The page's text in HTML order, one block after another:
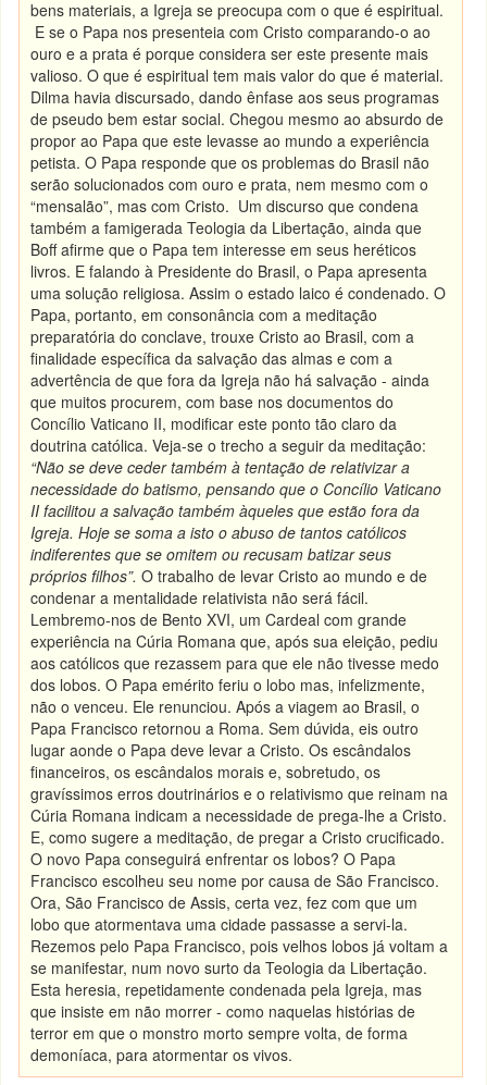
bens materiais, a Igreja se preocupa com o que é espiritual.
E se o Papa nos presenteia com Cristo comparando-o ao
ouro e a prata é porque considera ser este presente mais
valioso. O que é espiritual tem mais valor do que é material.
Dilma havia discursado, dando ênfase aos seus programas
de pseudo bem estar social. Chegou mesmo ao absurdo de
propor ao Papa que este levasse ao mundo a experiência
petista. O Papa responde que os problemas do Brasil não
serão solucionados com ouro e prata, nem mesmo com o
“mensalão”, mas com Cristo. Um discurso que condena
também a famigerada Teologia da Libertação, ainda que
Boff afirme que o Papa tem interesse em seus heréticos
livros. E falando à Presidente do Brasil, o Papa apresenta
uma solução religiosa. Assim o estado laico é condenado. O
Papa, portanto, em consonância com a meditação
preparatória do conclave, trouxe Cristo ao Brasil, com a
finalidade específica da salvação das almas e com a
advertência de que fora da Igreja não há salvação - ainda
que muitos procurem, com base nos documentos do
Concílio Vaticano II, modificar este ponto tão claro da
doutrina católica. Veja-se o trecho a seguir da meditação:
“Não se deve ceder também à tentação de relativizar a
necessidade do batismo, pensando que o Concílio Vaticano
II facilitou a salvação também àqueles que estão fora da
Igreja. Hoje se soma a isto o abuso de tantos católicos
indiferentes que se omitem ou recusam batizar seus
próprios filhos”. O trabalho de levar Cristo ao mundo e de
condenar a mentalidade relativista não será fácil.
Lembremo-nos de Bento XVI, um Cardeal com grande
experiência na Cúria Romana que, após sua eleição, pediu
aos católicos que rezassem para que ele não tivesse medo
dos lobos. O Papa emérito feriu o lobo mas, infelizmente,
não o venceu. Ele renunciou. Após a viagem ao Brasil, o
Papa Francisco retornou a Roma. Sem dúvida, eis outro
lugar aonde o Papa deve levar a Cristo. Os escândalos
financeiros, os escândalos morais e, sobretudo, os
gravíssimos erros doutrinários e o relativismo que reinam na
Cúria Romana indicam a necessidade de prega-lhe a Cristo.
E, como sugere a meditação, de pregar a Cristo crucificado.
O novo Papa conseguirá enfrentar os lobos? O Papa
Francisco escolheu seu nome por causa de São Francisco.
Ora, São Francisco de Assis, certa vez, fez com que um
lobo que atormentava uma cidade passasse a servi-la.
Rezemos pelo Papa Francisco, pois velhos lobos já voltam a
se manifestar, num novo surto da Teologia da Libertação.
Esta heresia, repetidamente condenada pela Igreja, mas
que insiste em não morrer - como naquelas histórias de
terror em que o monstro morto sempre volta, de forma
demoníaca, para atormentar os vivos.